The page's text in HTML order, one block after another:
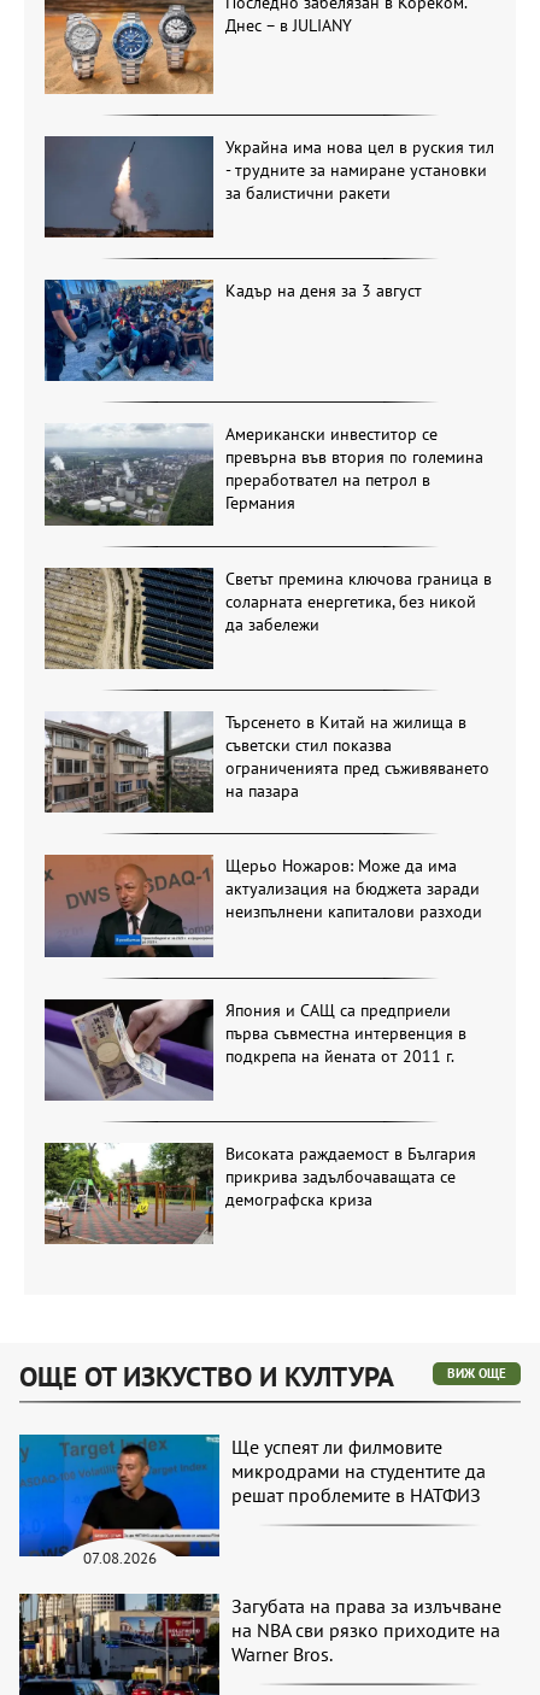
Днес – в JULIANY
Украйна има нова цел в руския тил
- трудните за намиране установки
за балистични ракети
Кадър на деня за 3 август
Американски инвеститор се
превърна във втория по големина
преработвател на петрол в
Германия
Светът премина ключова граница в
соларната енергетика, без никой
да забележи
Търсенето в Китай на жилища в
съветски стил показва
ограниченията пред съживяването
на пазара
Щерьо Ножаров: Може да има
актуализация на бюджета заради
неизпълнени капиталови разходи
Япония и САЩ са предприели
първа съвместна интервенция в
подкрепа на йената от 2011 г.
Високата раждаемост в България
прикрива задълбочаващата се
демографска криза
ОЩЕ ОТ ИЗКУСТВО И КУЛТУРА ВИЖ ОЩЕ
07.08.2026
Ще успеят ли филмовите
микродрами на студентите да
решат проблемите в НАТФИЗ
Загубата на права за излъчване
на NBA сви рязко приходите на
Warner Bros.